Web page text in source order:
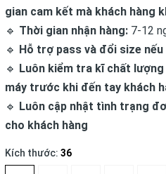
gian cam kết mà khách hàng
🔹 Thời gian nhận hàng: 7-12
🔹 Hỗ trợ pass và đổi size
🔹 Luôn kiểm tra kĩ chất
máy trước khi đến tay khách
🔹 Luôn cập nhật tình trạng
cho khách hàng
Kích thước: 36